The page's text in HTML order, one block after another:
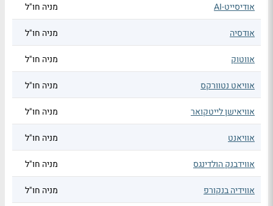
אודיסייט-AI מניה חו"ל
אודסיה מניה חו"ל
אווטוק מניה חו"ל
אוויאט נטוורקס מניה חו"ל
אוויאישן לייטקואר מניה חו"ל
אוויאנט מניה חו"ל
אווידבנק הולדינגס מניה חו"ל
אווידיה בנקורפ מניה חו"ל